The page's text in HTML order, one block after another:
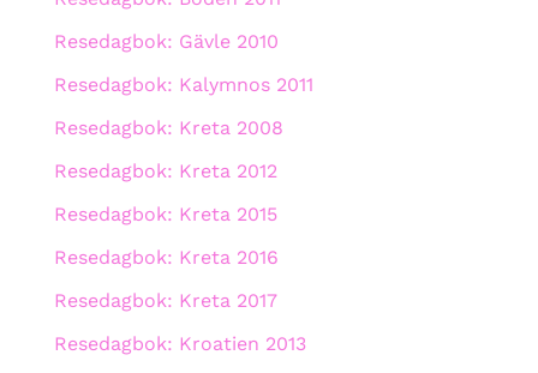
Resedagbok: Gävle 2010
Resedagbok: Kalymnos 2011
Resedagbok: Kreta 2008
Resedagbok: Kreta 2012
Resedagbok: Kreta 2015
Resedagbok: Kreta 2016
Resedagbok: Kreta 2017
Resedagbok: Kroatien 2013